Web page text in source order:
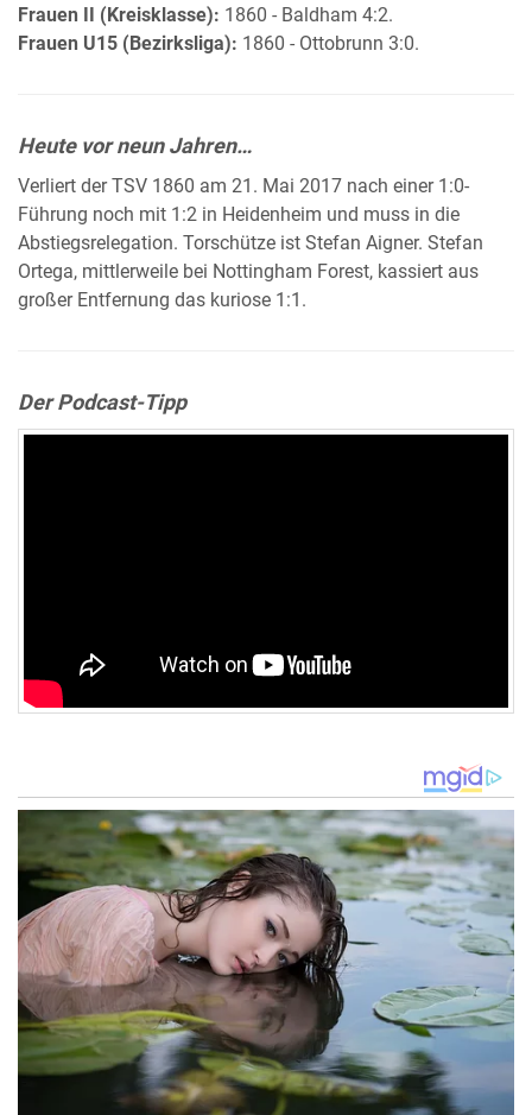
Frauen II (Kreisklasse): 1860 - Baldham 4:2.
Frauen U15 (Bezirksliga): 1860 - Ottobrunn 3:0.
Heute vor neun Jahren…
Verliert der TSV 1860 am 21. Mai 2017 nach einer 1:0-
Führung noch mit 1:2 in Heidenheim und muss in die
Abstiegsrelegation. Torschütze ist Stefan Aigner. Stefan
Ortega, mittlerweile bei Nottingham Forest, kassiert aus
großer Entfernung das kuriose 1:1.
Der Podcast-Tipp